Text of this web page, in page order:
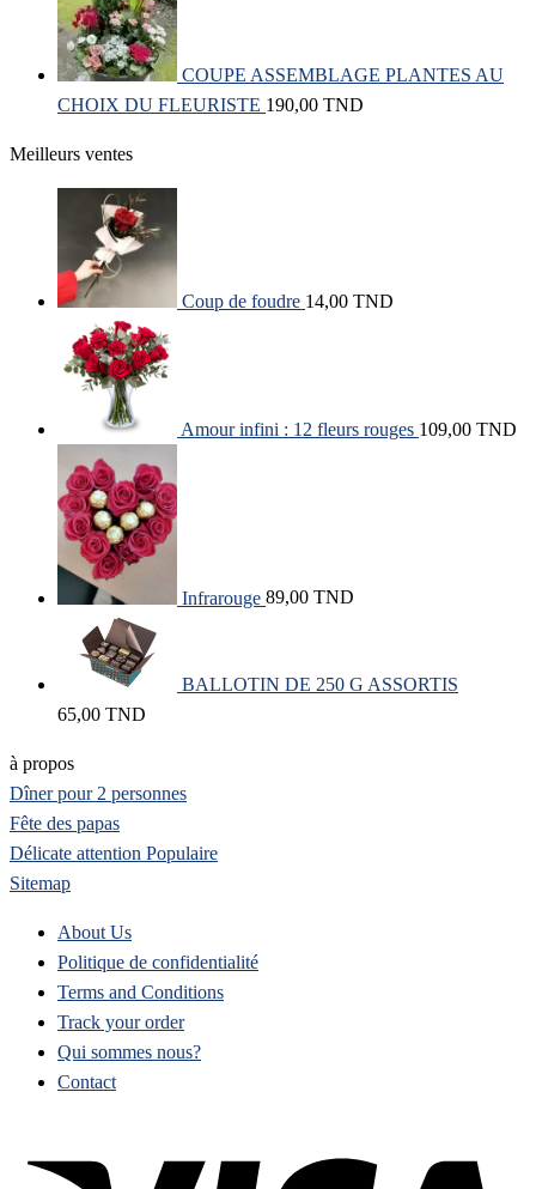
COUPE ASSEMBLAGE PLANTES AU
CHOIX DU FLEURISTE 190,00 TND
Meilleurs ventes
Coup de foudre 14,00 TND
Amour infini : 12 fleurs rouges 109,00 TND
Infrarouge 89,00 TND
BALLOTIN DE 250 G ASSORTIS
65,00 TND
à propos
Dîner pour 2 personnes
Fête des papas
Délicate attention
Sitemap
About Us
Politique de confidentialité
Terms and Conditions
Track your order
Qui sommes nous?
Contact